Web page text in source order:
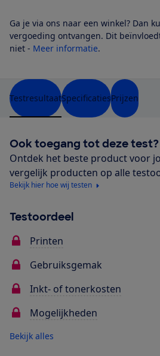
Ga je via ons naar een winkel? Dan
vergoeding ontvangen. Dit
niet - Meer informatie.
TestresultaatSpecificatiesPrijzen
Ook toegang tot deze test?
Ontdek het beste product voor
vergelijk producten op alle
Bekijk hier hoe wij testen
Testoordeel
Printen
Gebruiksgemak
Inkt- of tonerkosten
Mogelijkheden
Bekijk alles